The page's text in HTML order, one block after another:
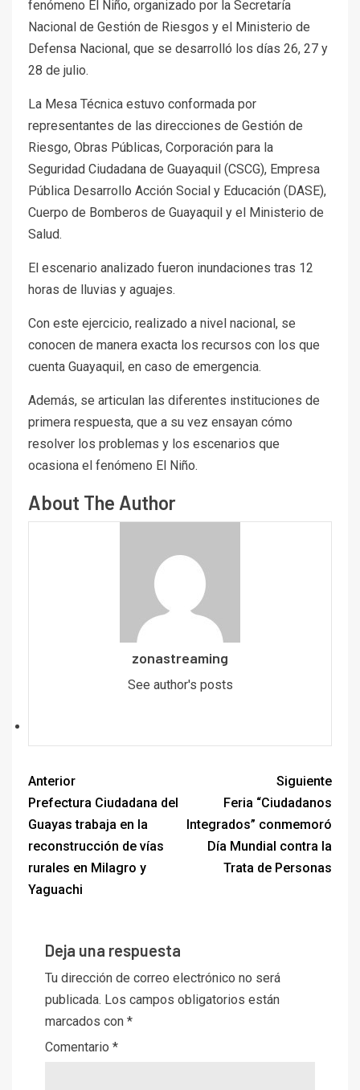
fenómeno El Niño, organizado por la Secretaría
Nacional de Gestión de Riesgos y el Ministerio de
Defensa Nacional, que se desarrolló los días 26, 27 y
28 de julio.
La Mesa Técnica estuvo conformada por
representantes de las direcciones de Gestión de
Riesgo, Obras Públicas, Corporación para la
Seguridad Ciudadana de Guayaquil (CSCG), Empresa
Pública Desarrollo Acción Social y Educación (DASE),
Cuerpo de Bomberos de Guayaquil y el Ministerio de
Salud.
El escenario analizado fueron inundaciones tras 12
horas de lluvias y aguajes.
Con este ejercicio, realizado a nivel nacional, se
conocen de manera exacta los recursos con los que
cuenta Guayaquil, en caso de emergencia.
Además, se articulan las diferentes instituciones de
primera respuesta, que a su vez ensayan cómo
resolver los problemas y los escenarios que
ocasiona el fenómeno El Niño.
About The Author
zonastreaming
See author's posts
Anterior
Prefectura Ciudadana del
Guayas trabaja en la
reconstrucción de vías
rurales en Milagro y
Yaguachi
Siguiente
Feria “Ciudadanos
Integrados” conmemoró
Día Mundial contra la
Trata de Personas
Deja una respuesta
Tu dirección de correo electrónico no será
publicada. Los campos obligatorios están
marcados con *
Comentario *